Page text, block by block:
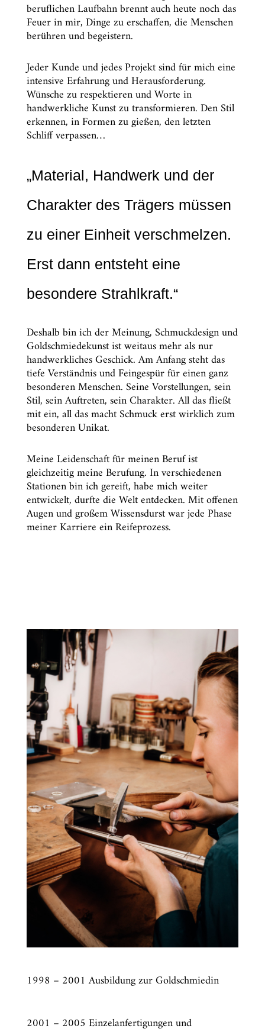
beruflichen Laufbahn brennt auch heute noch das
Feuer in mir, Dinge zu erschaffen, die Menschen
berühren und begeistern.
Jeder Kunde und jedes Projekt sind für mich eine
intensive Erfahrung und Herausforderung.
Wünsche zu respektieren und Worte in
handwerkliche Kunst zu transformieren. Den Stil
erkennen, in Formen zu gießen, den letzten
Schliff verpassen…
„Material, Handwerk und der
Charakter des Trägers müssen
zu einer Einheit verschmelzen.
Erst dann entsteht eine
besondere Strahlkraft.“
Deshalb bin ich der Meinung, Schmuckdesign und
Goldschmiedekunst ist weitaus mehr als nur
handwerkliches Geschick. Am Anfang steht das
tiefe Verständnis und Feingespür für einen ganz
besonderen Menschen. Seine Vorstellungen, sein
Stil, sein Auftreten, sein Charakter. All das fließt
mit ein, all das macht Schmuck erst wirklich zum
besonderen Unikat.
Meine Leidenschaft für meinen Beruf ist
gleichzeitig meine Berufung. In verschiedenen
Stationen bin ich gereift, habe mich weiter
entwickelt, durfte die Welt entdecken. Mit offenen
Augen und großem Wissensdurst war jede Phase
meiner Karriere ein Reifeprozess.
1998 – 2001 Ausbildung zur Goldschmiedin
2001 – 2005 Einzelanfertigungen und